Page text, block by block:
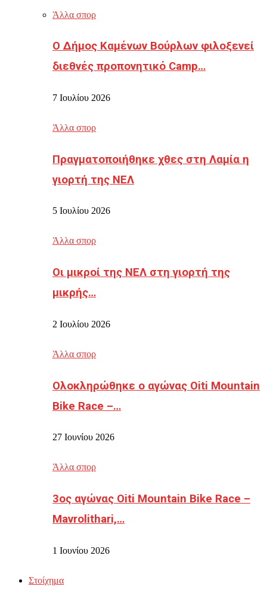
Άλλα σπορ
Ο Δήμος Καμένων Βούρλων φιλοξενεί
διεθνές προπονητικό Camp…
7 Ιουλίου 2026
Άλλα σπορ
Πραγματοποιήθηκε χθες στη Λαμία η
γιορτή της ΝΕΛ
5 Ιουλίου 2026
Άλλα σπορ
Οι μικροί της ΝΕΛ στη γιορτή της
μικρής…
2 Ιουλίου 2026
Άλλα σπορ
Ολοκληρώθηκε ο αγώνας Oiti Mountain
Bike Race –…
27 Ιουνίου 2026
Άλλα σπορ
3ος αγώνας Oiti Mountain Bike Race –
Mavrolithari,…
1 Ιουνίου 2026
Στοίχημα